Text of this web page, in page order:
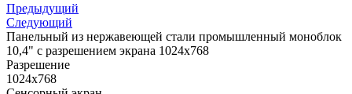
Предыдущий
Следующий
Панельный из нержавеющей стали промышленный моноблок
10,4" с разрешением экрана 1024x768
Разрешение
1024x768